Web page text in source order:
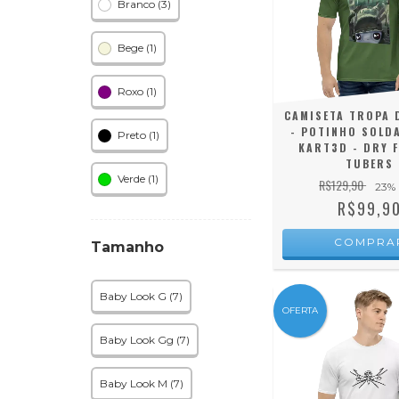
Branco (3)
Bege (1)
Roxo (1)
Preto (1)
Verde (1)
Tamanho
Baby Look G (7)
Baby Look Gg (7)
Baby Look M (7)
CAMISETA TROPA
- POTINHO
KART3D - DRY
TUBERS
R$129,90 23%
OFERTA